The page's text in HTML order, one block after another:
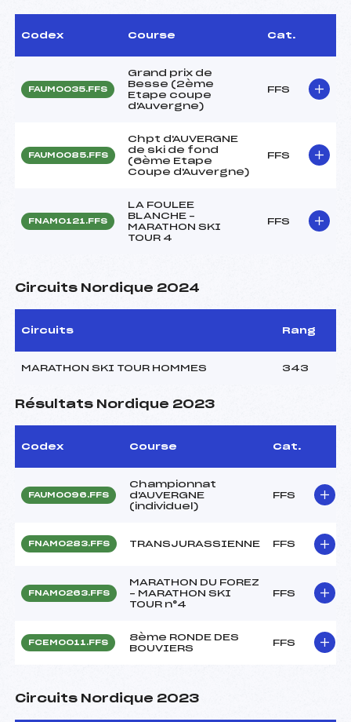
Codex Course Cat.
FAUM0035.FFS
Grand prix de
Besse (2ème
Etape coupe
d'Auvergne)
FFS
FAUM0085.FFS
Chpt d'AUVERGNE
de ski de fond
(6ème Etape
Coupe d'Auvergne)
FFS
FNAM0121.FFS
LA FOULEE
BLANCHE –
MARATHON SKI
TOUR 4
FFS
Circuits Nordique 2024
Circuits Rang
MARATHON SKI TOUR HOMMES 343
Résultats Nordique 2023
Codex Course Cat.
FAUM0096.FFS
Championnat
d'AUVERGNE
(individuel)
FFS
FNAM0283.FFS TRANSJURASSIENNE FFS
FNAM0263.FFS
MARATHON DU FOREZ
– MARATHON SKI
TOUR n°4
FFS
FCEM0011.FFS
8ème RONDE DES
BOUVIERS
FFS
Circuits Nordique 2023